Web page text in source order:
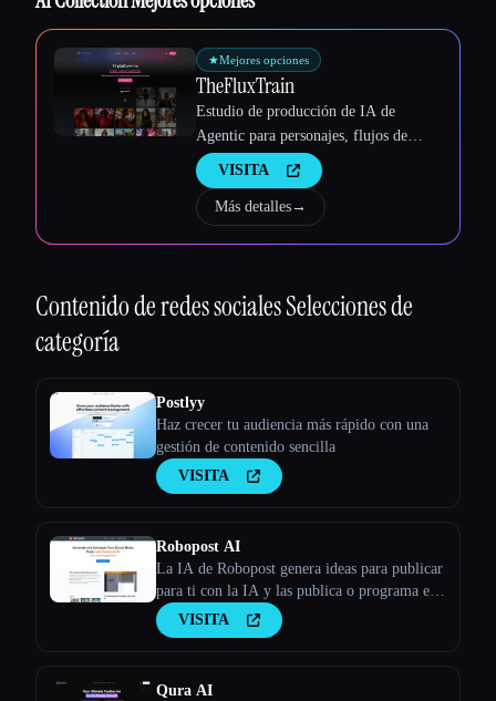
Esc
★Mejores opciones
TheFluxTrain
Estudio de producción de IA de
Agentic para personajes, flujos de
trabajo y vídeos coherentes
VISITA
Más detalles→
Contenido de redes socialesSelecciones de
categoría
Postlyy
Haz crecer tu audiencia más rápido con una
gestión de contenido sencilla
VISITA
Robopost AI
La IA de Robopost genera ideas para publicar
para ti con la IA y las publica o programa en
tus cuentas de redes sociales.
VISITA
Qura AI